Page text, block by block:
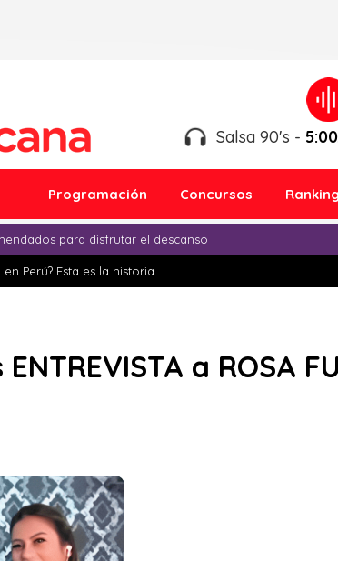
Salsa 90's -
Programación Concursos
para disfrutar el descanso
Perú? Esta es la historia
a ROSA